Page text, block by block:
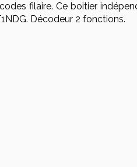
filaire. Ce boitier
Décodeur 2 fonctions.